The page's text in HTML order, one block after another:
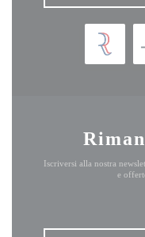
Iscriversi alla nostra
e